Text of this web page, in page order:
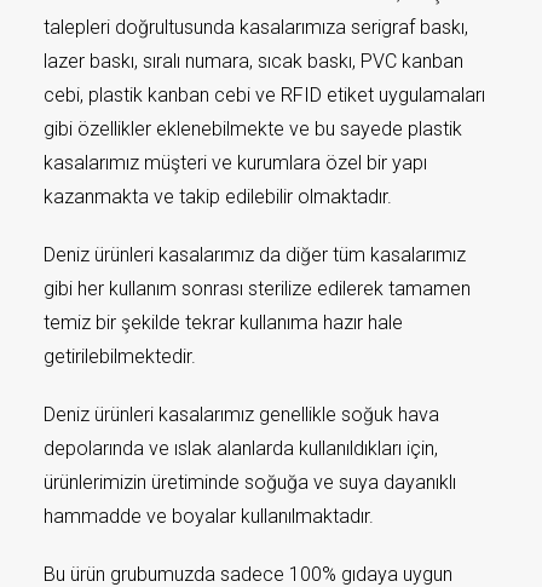
talepleri doğrultusunda kasalarımıza serigraf baskı,
lazer baskı, sıralı numara, sıcak baskı, PVC kanban
cebi, plastik kanban cebi ve RFID etiket uygulamaları
gibi özellikler eklenebilmekte ve bu sayede plastik
kasalarımız müşteri ve kurumlara özel bir yapı
kazanmakta ve takip edilebilir olmaktadır.
Deniz ürünleri kasalarımız da diğer tüm kasalarımız
gibi her kullanım sonrası sterilize edilerek tamamen
temiz bir şekilde tekrar kullanıma hazır hale
getirilebilmektedir.
Deniz ürünleri kasalarımız genellikle soğuk hava
depolarında ve ıslak alanlarda kullanıldıkları için,
ürünlerimizin üretiminde soğuğa ve suya dayanıklı
hammadde ve boyalar kullanılmaktadır.
Bu ürün grubumuzda sadece 100% gıdaya uygun